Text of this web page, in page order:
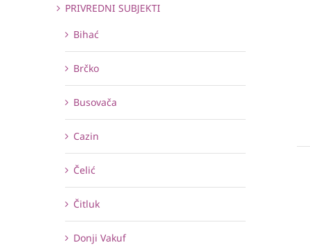
PRIVREDNI SUBJEKTI
Bihać
Brčko
Busovača
Cazin
Čelić
Čitluk
Donji Vakuf